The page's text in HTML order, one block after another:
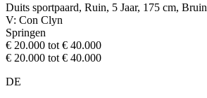
Duits sportpaard, Ruin, 5 Jaar, 175 cm, Bruin
V: Con Clyn
Springen
€ 20.000 tot € 40.000
€ 20.000 tot € 40.000
DE